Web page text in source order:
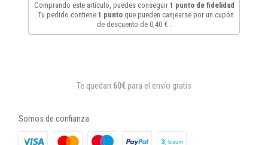
Comprando este artículo, puedes conseguir 1 punto de fidelidad
. Tu pedido contiene 1 punto que pueden canjearse por un cupón
de descuento de 0,40 €
Te quedan 60€ para el envío gratis
Somos de confianza: